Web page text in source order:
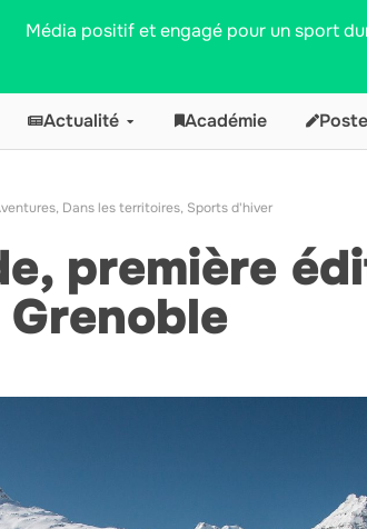
Média positif et engagé pour un sport
Actualité Académie
, Dans les territoires, Sports d'hiver
première